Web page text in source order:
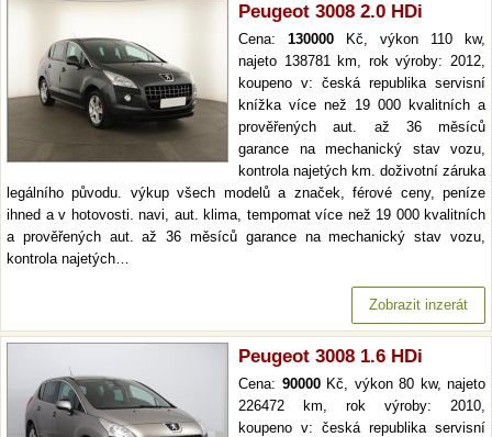
Peugeot 3008 2.0 HDi
Cena: 130000 Kč, výkon 110 kw,
najeto 138781 km, rok výroby: 2012,
koupeno v: česká republika servisní
knížka více než 19 000 kvalitních a
prověřených aut. až 36 měsíců
garance na mechanický stav vozu,
kontrola najetých km. doživotní záruka
legálního původu. výkup všech modelů a značek, férové ceny, peníze
ihned a v hotovosti. navi, aut. klima, tempomat více než 19 000 kvalitních
a prověřených aut. až 36 měsíců garance na mechanický stav vozu,
kontrola najetých…
Zobrazit inzerát
Peugeot 3008 1.6 HDi
Cena: 90000Kč, výkon 80 kw, najeto
226472 km, rok výroby: 2010,
koupeno v: česká republika servisní